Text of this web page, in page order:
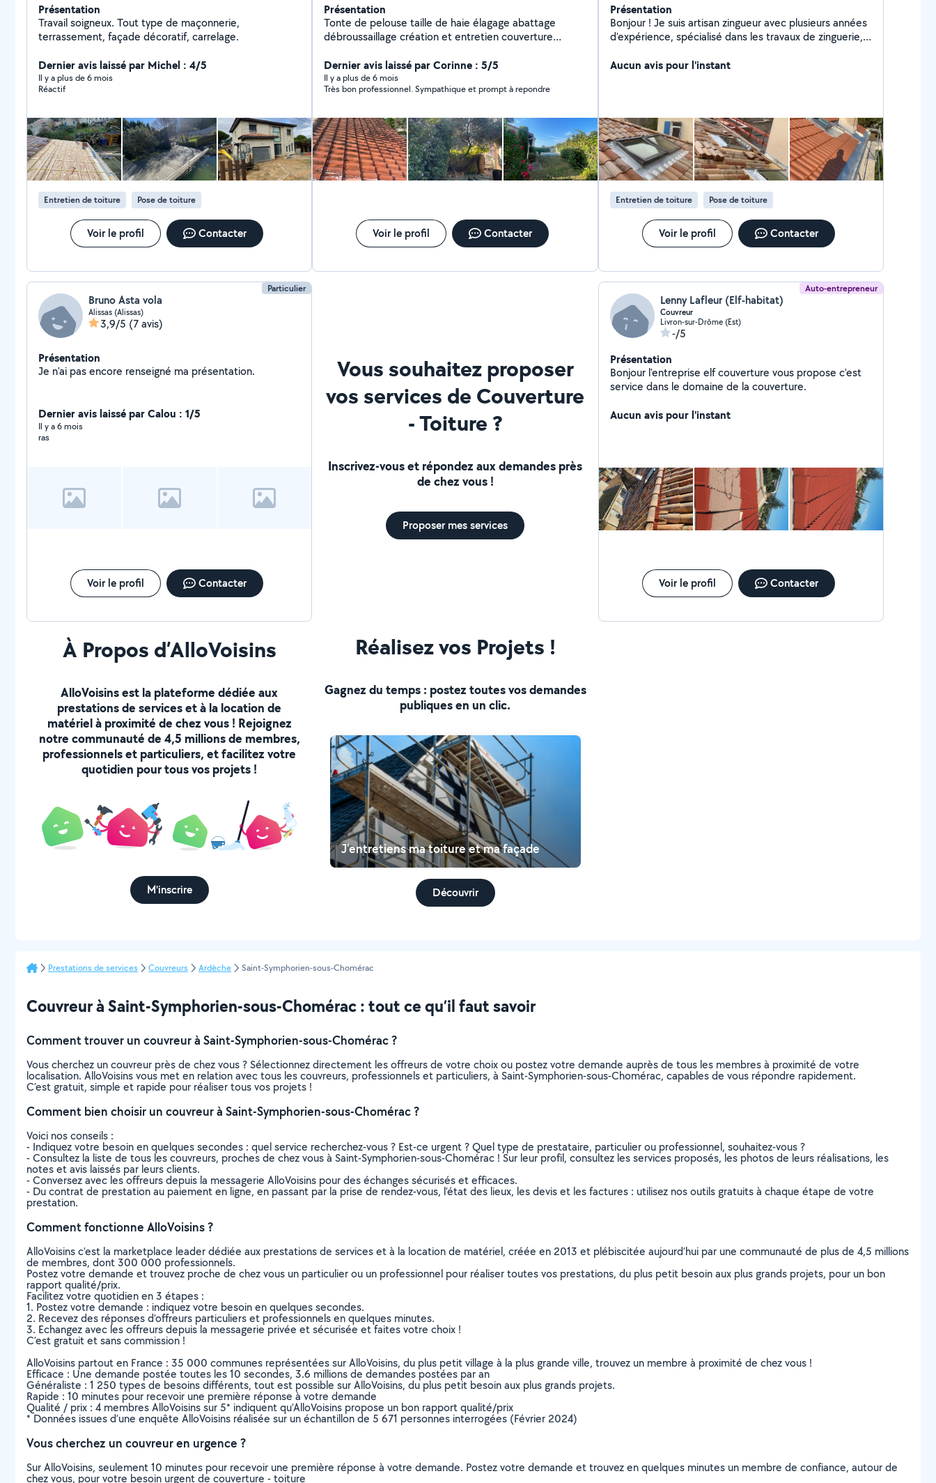
Présentation
Travail soigneux. Tout type de maçonnerie,
terrassement, façade décoratif, carrelage.
Dernier avis laissé par Michel : 4/5
Il y a plus de 6 mois
Réactif
Entretien de toiture Pose de toiture
Voir le profil Contacter
Présentation
Tonte de pelouse taille de haie élagage abattage
débroussaillage création et entretien couverture
Dernier avis laissé par Corinne : 5/5
Il y a plus de 6 mois
Très bon professionnel. Sympathique et prompt à repondre
Voir le profil Contacter
Présentation
Bonjour ! Je suis artisan zingueur avec plusieurs années
d'expérience, spécialisé dans les travaux de zinguerie,
pluie. Basé à la Voulte sur Rhone j'interviens rapidement
zinc Étanchéité de cheminée, lucarnes, solins
Réparations après intempéries Conseil et devis gratuits
Travail soigné, matériaux de qualité, respect des délais.
Je travaille avec des particuliers, des syndics et des
professionnels. Disponibilité rapide !
Aucun avis pour l'instant
Entretien de toiture Pose de toiture
Voir le profil Contacter
Particulier
Bruno Asta vola
Alissas (Alissas)
3,9/5 (7 avis)
Présentation
Je n'ai pas encore renseigné ma présentation.
Dernier avis laissé par Calou : 1/5
Il y a 6 mois
ras
Voir le profil Contacter
Vous souhaitez proposer
vos services de Couverture
- Toiture ?
Inscrivez-vous et répondez aux demandes près
de chez vous !
Proposer mes services
Auto-entrepreneur
Lenny Lafleur (Elf-habitat)
Couvreur
Livron-sur-Drôme (Est)
-/5
Présentation
Bonjour l'entreprise elf couverture vous propose c'est
service dans le domaine de la couverture.
Aucun avis pour l'instant
Voir le profil Contacter
À Propos d’AlloVoisins
AlloVoisins est la plateforme dédiée aux
prestations de services et à la location de
matériel à proximité de chez vous ! Rejoignez
notre communauté de 4,5 millions de membres,
professionnels et particuliers, et facilitez votre
quotidien pour tous vos projets !
M'inscrire
Réalisez vos Projets !
Gagnez du temps : postez toutes vos demandes
publiques en un clic.
J'entretiens ma toiture et ma façade
Découvrir
Prestations de services Couvreurs Ardèche Saint-Symphorien-sous-Chomérac
Couvreur à Saint-Symphorien-sous-Chomérac : tout ce qu’il faut savoir
Comment trouver un couvreur à Saint-Symphorien-sous-Chomérac ?
Vous cherchez un couvreur près de chez vous ? Sélectionnez directement les offreurs de votre choix ou postez votre demande auprès de tous les membres à proximité de votre
localisation. AlloVoisins vous met en relation avec tous les couvreurs, professionnels et particuliers, à Saint-Symphorien-sous-Chomérac, capables de vous répondre rapidement.
C’est gratuit, simple et rapide pour réaliser tous vos projets !
Comment bien choisir un couvreur à Saint-Symphorien-sous-Chomérac ?
Voici nos conseils :
- Indiquez votre besoin en quelques secondes : quel service recherchez-vous ? Est-ce urgent ? Quel type de prestataire, particulier ou professionnel, souhaitez-vous ?
- Consultez la liste de tous les couvreurs, proches de chez vous à Saint-Symphorien-sous-Chomérac ! Sur leur profil, consultez les services proposés, les photos de leurs réalisations, les
notes et avis laissés par leurs clients.
- Conversez avec les offreurs depuis la messagerie AlloVoisins pour des échanges sécurisés et efficaces.
- Du contrat de prestation au paiement en ligne, en passant par la prise de rendez-vous, l’état des lieux, les devis et les factures : utilisez nos outils gratuits à chaque étape de votre
prestation.
Comment fonctionne AlloVoisins ?
AlloVoisins c’est la marketplace leader dédiée aux prestations de services et à la location de matériel, créée en 2013 et plébiscitée aujourd’hui par une communauté de plus de 4,5 millions
de membres, dont 300 000 professionnels.
Postez votre demande et trouvez proche de chez vous un particulier ou un professionnel pour réaliser toutes vos prestations, du plus petit besoin aux plus grands projets, pour un bon
rapport qualité/prix.
Facilitez votre quotidien en 3 étapes :
1. Postez votre demande : indiquez votre besoin en quelques secondes.
2. Recevez des réponses d’offreurs particuliers et professionnels en quelques minutes.
3. Echangez avec les offreurs depuis la messagerie privée et sécurisée et faites votre choix !
C’est gratuit et sans commission !
AlloVoisins partout en France : 35 000 communes représentées sur AlloVoisins, du plus petit village à la plus grande ville, trouvez un membre à proximité de chez vous !
Efficace : Une demande postée toutes les 10 secondes, 3.6 millions de demandes postées par an
Généraliste : 1 250 types de besoins différents, tout est possible sur AlloVoisins, du plus petit besoin aux plus grands projets.
Rapide : 10 minutes pour recevoir une première réponse à votre demande
Qualité / prix : 4 membres AlloVoisins sur 5* indiquent qu’AlloVoisins propose un bon rapport qualité/prix
* Données issues d’une enquête AlloVoisins réalisée sur un échantillon de 5 671 personnes interrogées (Février 2024)
Vous cherchez un couvreur en urgence ?
Sur AlloVoisins, seulement 10 minutes pour recevoir une première réponse à votre demande. Postez votre demande et trouvez en quelques minutes un membre de confiance, autour de
chez vous, pour votre besoin urgent de couverture - toiture